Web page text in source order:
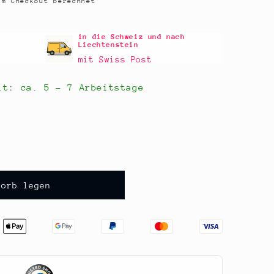
in die Schweiz und nach
Liechtenstein
mit Swiss Post
ca. 5 - 7 Arbeitstage
legen